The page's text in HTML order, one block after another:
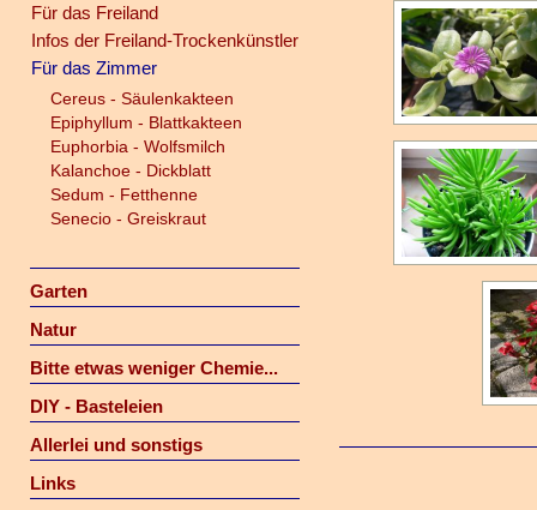
Für das Freiland
Infos der Freiland-Trockenkünstler
Für das Zimmer
Cereus - Säulenkakteen
Epiphyllum - Blattkakteen
Euphorbia - Wolfsmilch
Kalanchoe - Dickblatt
Sedum - Fetthenne
Senecio - Greiskraut
Garten
Natur
Bitte etwas weniger Chemie...
DIY - Basteleien
Allerlei und sonstigs
Links